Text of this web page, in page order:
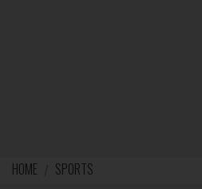
HOME SPORTS